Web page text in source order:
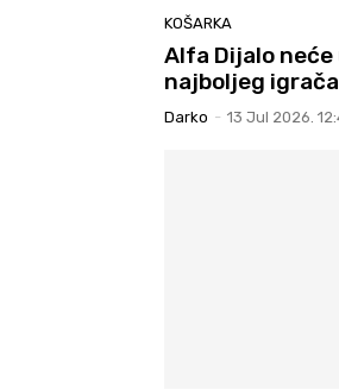
KOŠARKA
Alfa Dijalo neće
najboljeg igrača
Darko - 13 Jul 2026.